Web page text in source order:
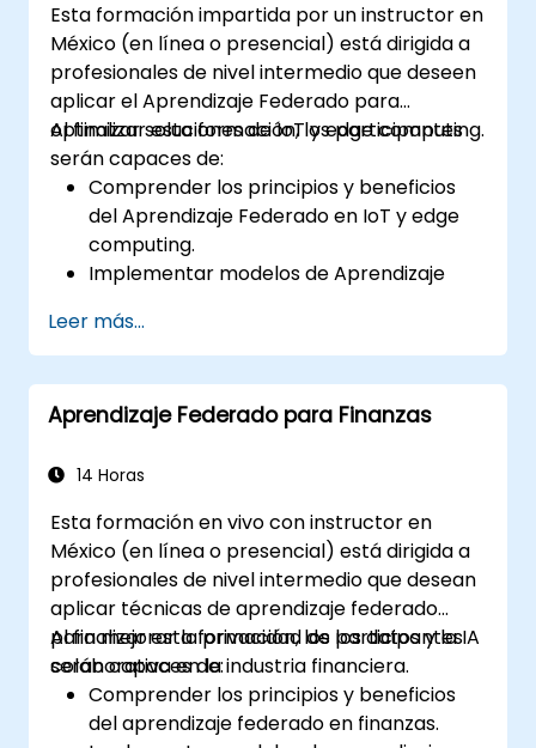
Esta formación impartida por un instructor en
México (en línea o presencial) está dirigida a
profesionales de nivel intermedio que deseen
aplicar el Aprendizaje Federado para
optimizar soluciones de IoT y edge computing.
Al finalizar esta formación, los participantes
serán capaces de:
Comprender los principios y beneficios
del Aprendizaje Federado en IoT y edge
computing.
Implementar modelos de Aprendizaje
procesamiento descentralizado de IA.
Reducir la latencia y mejorar la toma de
decisiones en tiempo real en entornos de
edge computing.
privacidad de los datos y las limitaciones
Leer más...
Aprendizaje Federado para Finanzas
14 Horas
Esta formación en vivo con instructor en
México (en línea o presencial) está dirigida a
profesionales de nivel intermedio que desean
aplicar técnicas de aprendizaje federado
para mejorar la privacidad de los datos y la IA
colaborativa en la industria financiera.
Al finalizar esta formación, los participantes
serán capaces de:
Comprender los principios y beneficios
del aprendizaje federado en finanzas.